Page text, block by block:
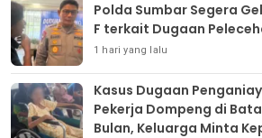
Polda Sumbar Segera
F terkait Dugaan
1 hari yang lalu
Kasus Dugaan
Pekerja Dompeng di
Bulan, Keluarga Minta